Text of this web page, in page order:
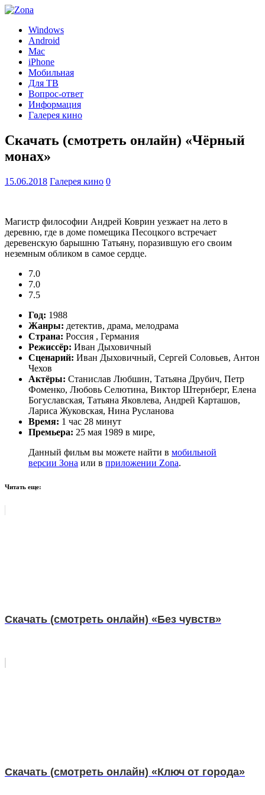
Windows
Android
Mac
iPhone
Мобильная
Для ТВ
Вопрос-ответ
Информация
Галерея кино
Скачать (смотреть онлайн) «Чёрный
монах»
15.06.2018 Галерея кино 0
Магистр философии Андрей Коврин уезжает на лето в
деревню, где в доме помещика Песоцкого встречает
деревенскую барышню Татьяну, поразившую его своим
неземным обликом в самое сердце.
7.0
7.0
7.5
Год: 1988
Жанры: детектив, драма, мелодрама
Страна: Россия , Германия
Режиссёр: Иван Дыховичный
Сценарий: Иван Дыховичный, Сергей Соловьев, Антон
Чехов
Актёры: Станислав Любшин, Татьяна Друбич, Петр
Фоменко, Любовь Селютина, Виктор Штернберг, Елена
Богуславская, Татьяна Яковлева, Андрей Карташов,
Лариса Жуковская, Нина Русланова
Время: 1 час 28 минут
Премьера: 25 мая 1989 в мире,
Данный фильм вы можете найти в мобильной
версии Зона или в приложении Zona.
Читать еще:
Скачать (смотреть онлайн) «Без чувств»
Скачать (смотреть онлайн) «Ключ от города»